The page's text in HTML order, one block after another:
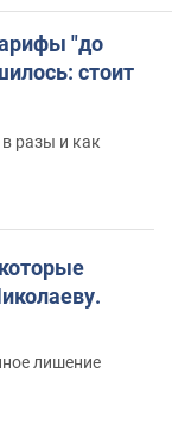
"до
стоит
разы и как
лишение